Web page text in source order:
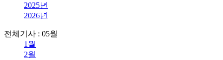
2025년
2026년
전체기사 : 05월
1월
2월